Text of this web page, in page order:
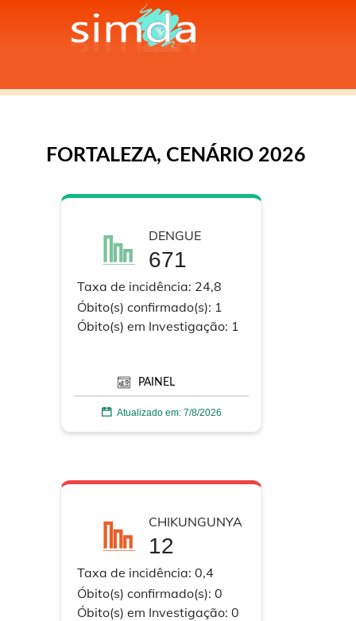
MENU
FORTALEZA, CENÁRIO 2026
DENGUE
671
Taxa de incidência: 24,8
Óbito(s) confirmado(s): 1
Óbito(s) em Investigação: 1
PAINEL
Atualizado em: 7/8/2026
CHIKUNGUNYA
12
Taxa de incidência: 0,4
Óbito(s) confirmado(s): 0
Óbito(s) em Investigação: 0